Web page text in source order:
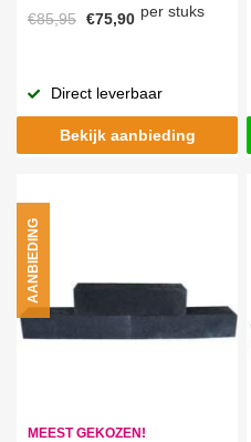
€85,95 €75,90 per stuks
Direct leverbaar
Bekijk aanbieding
MEEST GEKOZEN!
AANBIEDING